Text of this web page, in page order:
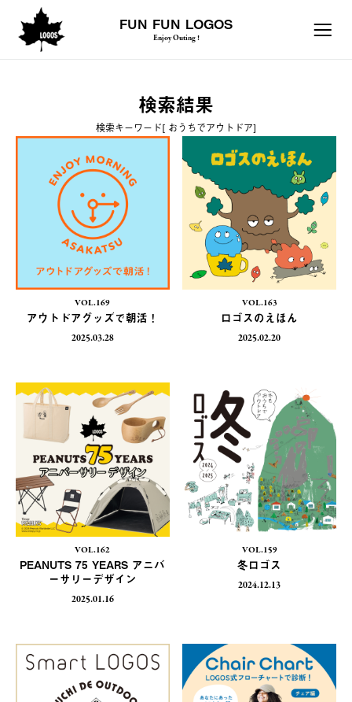
FUN FUN LOGOS
Enjoy Outing !
検索結果
検索キーワード[ おうちでアウトドア]
VOL.169
アウトドアグッズで朝活！
2025.03.28
VOL.163
ロゴスのえほん
2025.02.20
VOL.162
PEANUTS 75 YEARS アニバ
ーサリーデザイン
2025.01.16
VOL.159
冬ロゴス
2024.12.13